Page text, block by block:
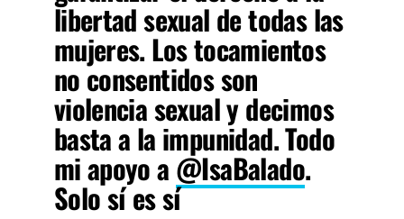
libertad sexual de todas las
mujeres. Los tocamientos
no consentidos son
violencia sexual y decimos
basta a la impunidad. Todo
mi apoyo a @IsaBalado.
Solo sí es sí